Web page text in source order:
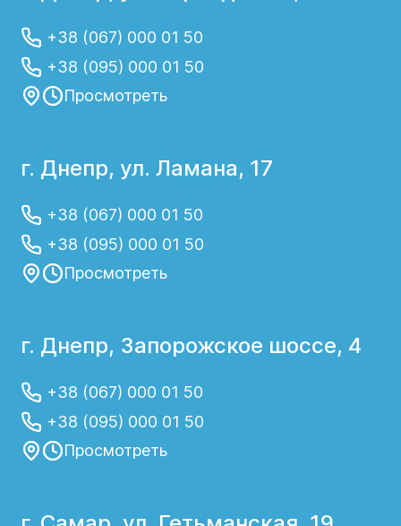
+38 (067) 000 01 50
+38 (095) 000 01 50
Просмотреть
г. Днепр, ул. Ламана, 17
+38 (067) 000 01 50
+38 (095) 000 01 50
Просмотреть
г. Днепр, Запорожское шоссе, 4
+38 (067) 000 01 50
+38 (095) 000 01 50
Просмотреть